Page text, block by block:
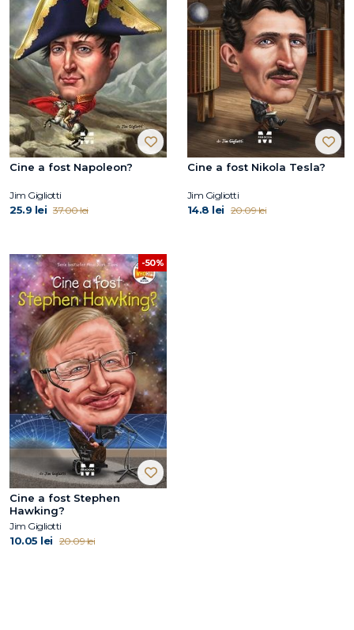
Cine a fost Napoleon?
Jim Gigliotti
25.9 lei 37.00 lei
Cine a fost Nikola Tesla?
Jim Gigliotti
14.8 lei 20.09 lei
-50%
Cine a fost Stephen
Hawking?
Jim Gigliotti
10.05 lei 20.09 lei